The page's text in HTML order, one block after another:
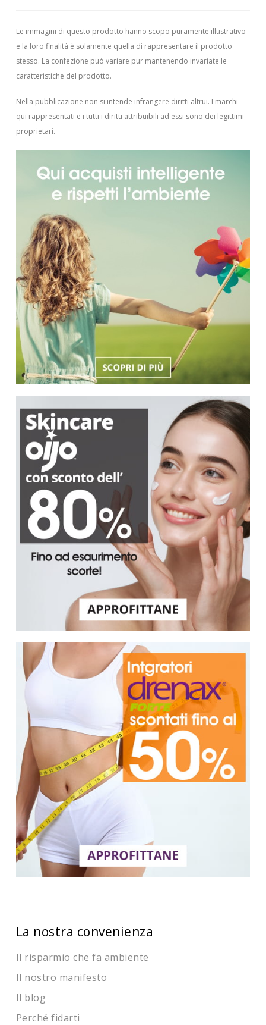
Le immagini di questo prodotto hanno scopo puramente illustrativo
e la loro finalità è solamente quella di rappresentare il prodotto
stesso. La confezione può variare pur mantenendo invariate le
caratteristiche del prodotto.
Nella pubblicazione non si intende infrangere diritti altrui. I marchi
qui rappresentati e i tutti i diritti attribuibili ad essi sono dei legittimi
proprietari.
La nostra convenienza
Il risparmio che fa ambiente
Il nostro manifesto
Il blog
Perché fidarti